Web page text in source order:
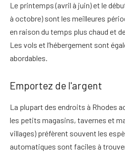
Le printemps (avril à juin) et le
à octobre) sont les meilleures
en raison du temps plus chaud et
Les vols et l’hébergement sont
abordables.
Emportez de l'argent
La plupart des endroits à Rhodes
les petits magasins, tavernes et
villages) préfèrent souvent les
automatiques sont faciles à